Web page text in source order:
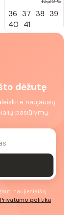
36 37 38 39
40 41
dėžutę
naujausių
pasiūlymų.
naujienlaiškį
Privatumo politika